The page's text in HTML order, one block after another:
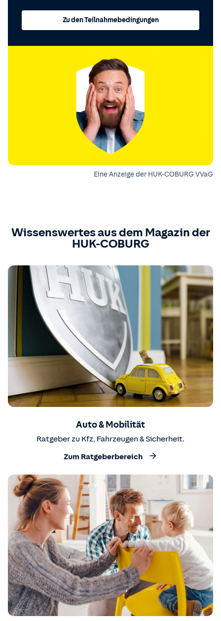
Zu den Teilnahmebedingungen
Eine Anzeige der HUK-COBURG VVaG
Wissenswertes aus dem Magazin der
HUK-COBURG
Auto & Mobilität
Ratgeber zu Kfz, Fahrzeugen & Sicherheit.
Zum Ratgeberbereich